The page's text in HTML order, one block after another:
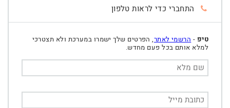
התחברי כדי לראות טלפון
טיפ - הרשמי לאתר, הפרטים שלך ישמרו במערכת ולא תצטרכי
למלא אותם בכל פעם מחדש.